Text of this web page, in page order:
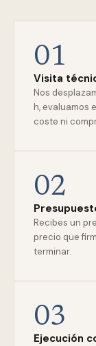
01
Visita
Nos
h, evaluamos
coste ni
02
Recibes un
precio que
terminar.
03
Ejecución